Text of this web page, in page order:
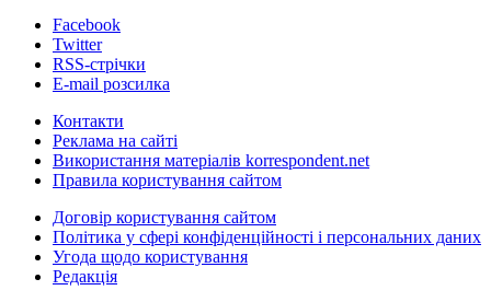
Facebook
Twitter
RSS-стрічки
E-mail розсилка
Контакти
Реклама на сайті
Використання матеріалів korrespondent.net
Правила користування сайтом
Договір користування сайтом
Політика у сфері конфіденційності і персональних даних
Угода щодо користування
Редакція